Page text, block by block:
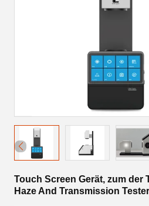
Touch Screen Gerät, zum der
Haze And Transmission